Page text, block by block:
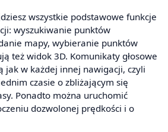
wszystkie podstawowe funkcje
wyszukiwanie punktów
mapy, wybieranie punktów
też widok 3D. Komunikaty głosowe
jak w każdej innej nawigacji, czyli
czasie o zbliżającym się
Ponadto można uruchomić
dozwolonej prędkości i o